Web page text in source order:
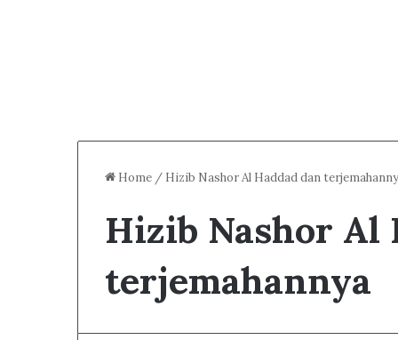
Home / Hizib Nashor Al Haddad dan
Hizib Nashor Al
terjemahannya